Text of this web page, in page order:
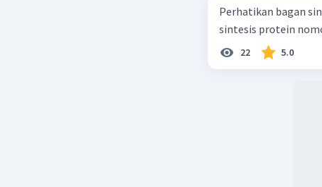
Perhatikan bagan sintesis protein
sintesis protein
22 5.0